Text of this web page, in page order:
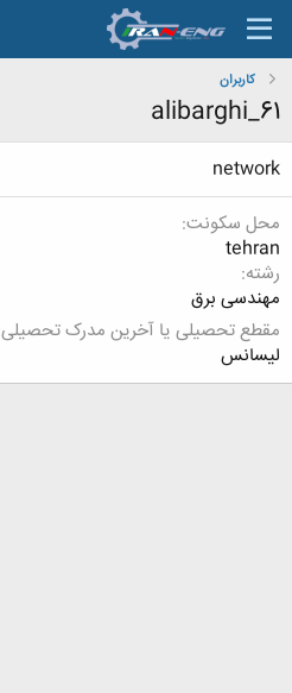
کاربران
alibarghi_61
network
محل سکونت
tehran
رشته
مهندسی برق
مقطع تحصیلی یا آخرین مدرک تحصیلی
لیسانس